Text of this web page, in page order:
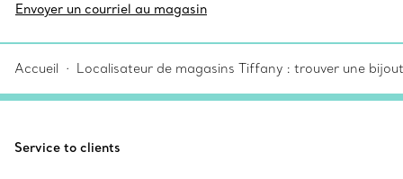
Envoyer un courriel au magasin
Accueil Localisateur de magasins Tiffany : trouver une
Service to clients